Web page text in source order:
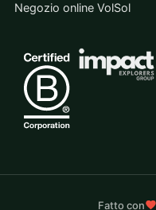
Negozio online VolSol
Fatto con